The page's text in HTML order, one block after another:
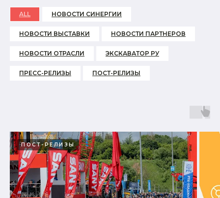
ALL НОВОСТИ СИНЕРГИИ
НОВОСТИ ВЫСТАВКИ НОВОСТИ ПАРТНЕРОВ
НОВОСТИ ОТРАСЛИ ЭКСКАВАТОР РУ
ПРЕСС-РЕЛИЗЫ ПОСТ-РЕЛИЗЫ
ПОСТ-РЕЛИЗЫ